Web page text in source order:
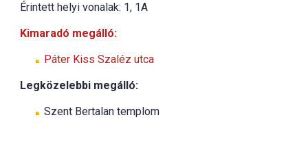
Érintett helyi vonalak: 1, 1A
Kimaradó megálló:
Páter Kiss Szaléz utca
Legközelebbi megálló:
Szent Bertalan templom